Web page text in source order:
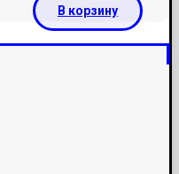
В корзину